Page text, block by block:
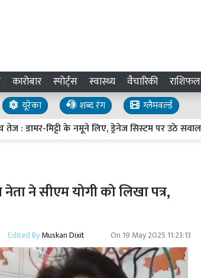
कारोबार स्पोर्ट्स स्वास्थ्य वैचारिकी राशिफल
यूरेका शब्द रंग
ग्लैमवर्ल्ड
मिट्टी के नमूने लिए, ड्रेनेज सिस्टम पर उठे सवाल
ने सीएम योगी को लिखा पत्र,
Edited ByMuskan Dixit On 19 May 2025 11:23:13